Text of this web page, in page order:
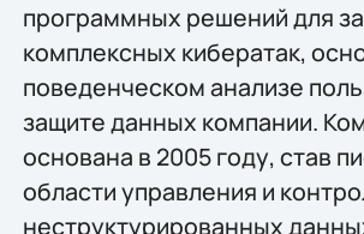
программных решений для
комплексных кибератак,
поведенческом анализе
защите данных компании.
основана в 2005 году, став
области управления и
неструктурированных